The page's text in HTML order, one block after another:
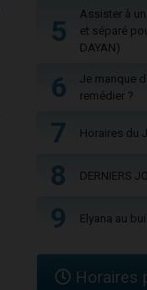
5
Assister à
et séparé
DAYAN)
6
Je manque
remédier ?
7 Horaires du
8 DERNIERS
9 Elyana au
Horaires